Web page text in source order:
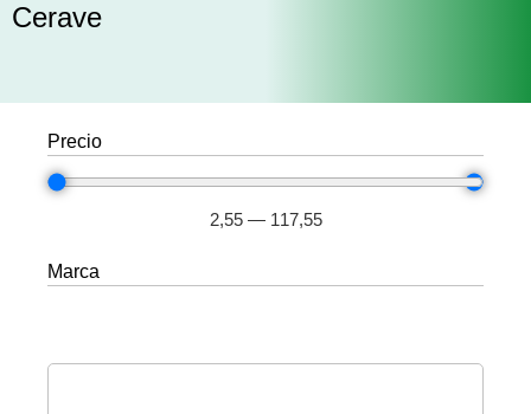
Cerave
Precio
2,55 — 117,55
Marca